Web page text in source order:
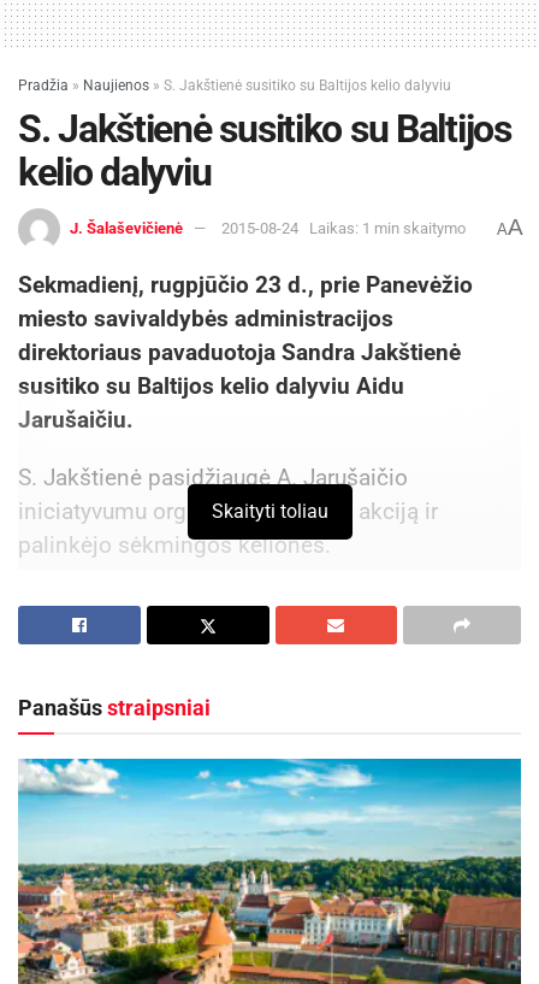
Pradžia » Naujienos » S. Jakštienė susitiko su Baltijos kelio dalyviu
S. Jakštienė susitiko su Baltijos
kelio dalyviu
J. Šalaševičienė 2015-08-24 Laikas: 1 min skaitymo AA
Sekmadienį, rugpjūčio 23 d., prie Panevėžio
miesto savivaldybės administracijos
direktoriaus pavaduotoja Sandra Jakštienė
susitiko su Baltijos kelio dalyviu Aidu
Jarušaičiu.
S. Jakštienė pasidžiaugė A. Jarušaičio
iniciatyvumu organizuoti unikalią akciją ir
palinkėjo sėkmingos kelionės.
Aktualios naujienos
2026-07-28
Europos Sąjungos sankcijos „Mere“ tinklo
savininkams: ekonominio saugumo ir solidarumo
su Ukraina užtikrinimas
2026-07-25
Dviratininkas žygį pradėjo rugpjūčio 21 d. Taline.
Rugpjūčio 23 d. vakare grįžo į Vilnių. Būtent tuo
Skaityti toliau
Panašūsstraipsniai